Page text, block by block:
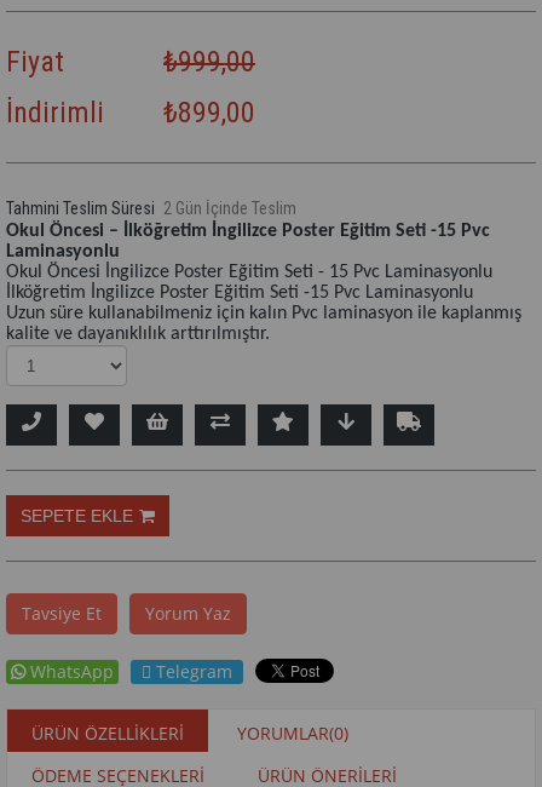
Fiyat
₺999,00
İndirimli
₺899,00
Tahmini Teslim Süresi 2 Gün İçinde Teslim
Okul Öncesi – İlköğretim İngilizce Poster Eğitim Seti -15 Pvc
Laminasyonlu
Okul Öncesi İngilizce Poster Eğitim Seti - 15 Pvc Laminasyonlu
İlköğretim İngilizce Poster Eğitim Seti -15 Pvc Laminasyonlu
Uzun süre kullanabilmeniz için kalın Pvc laminasyon ile kaplanmış
kalite ve dayanıklılık arttırılmıştır.
Tavsiye Et Yorum Yaz
WhatsApp Telegram
ÜRÜN ÖZELLIKLERI YORUMLAR(0)
ÖDEME SEÇENEKLERI
ÜRÜN ÖNERILERI